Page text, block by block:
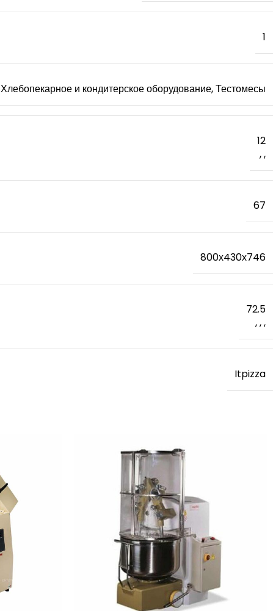
1
Хлебопекарное и кондитерское оборудование, Тестомесы
12
,,
67
800х430х746
72.5
,,,
Itpizza